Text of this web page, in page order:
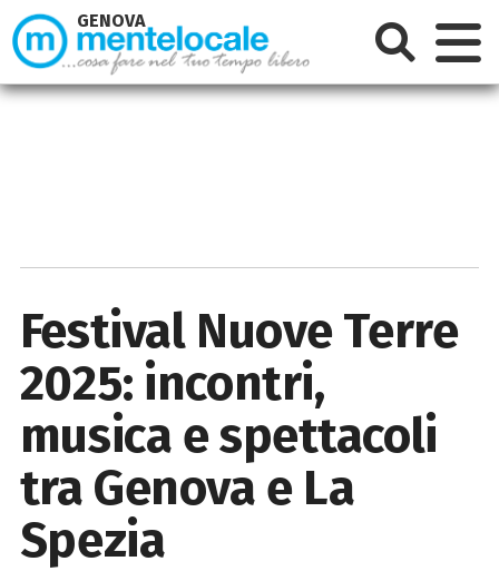
Festival Nuove Terre
2025: incontri,
musica e spettacoli
tra Genova e La
Spezia
GENOVA